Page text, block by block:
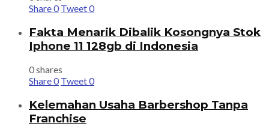
Share0 Tweet0
Fakta Menarik Dibalik Kosongnya Stok
Iphone 11 128gb di Indonesia
0 shares
Share0 Tweet0
Kelemahan Usaha Barbershop Tanpa
Franchise